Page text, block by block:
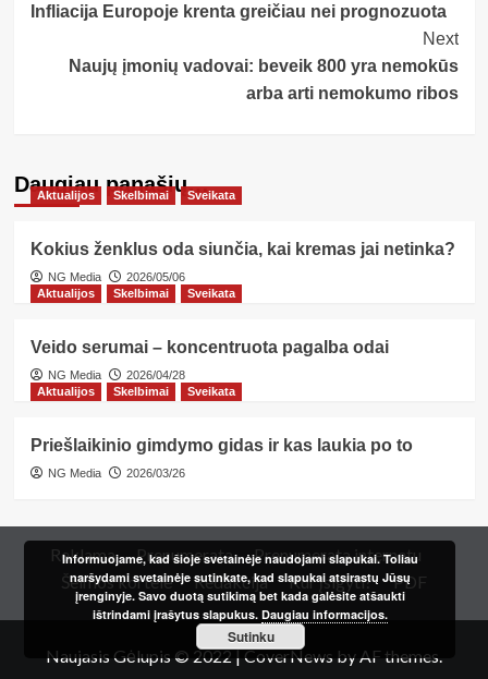
Navigation
Infliacija Europoje krenta greičiau nei prognozuota
Next
Naujų įmonių vadovai: beveik 800 yra nemokūs
arba arti nemokumo ribos
Daugiau panašių…
Aktualijos Skelbimai Sveikata
Kokius ženklus oda siunčia, kai kremas jai netinka?
NG Media
2026/05/06
Aktualijos
Skelbimai Sveikata
Veido serumai – koncentruota pagalba odai
NG Media
2026/04/28
Aktualijos
Skelbimai Sveikata
Priešlaikinio gimdymo gidas ir kas laukia po to
NG Media 2026/03/26
Reklama Prenumerata
Prenumerata internetu
Šeimos kortelė
Redakcija Kur įsigyti? PDF
Naujasis Gėlupis © 2022|CoverNews by AF themes.
Informuojame, kad šioje svetainėje naudojami slapukai. Toliau
naršydami svetainėje sutinkate, kad slapukai atsirastų Jūsų
įrenginyje. Savo duotą sutikimą bet kada galėsite atšaukti
ištrindami įrašytus slapukus. Daugiau informacijos.
Sutinku